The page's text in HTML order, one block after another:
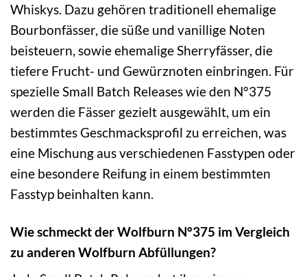
Whiskys. Dazu gehören traditionell ehemalige
Bourbonfässer, die süße und vanillige Noten
beisteuern, sowie ehemalige Sherryfässer, die
tiefere Frucht- und Gewürznoten einbringen. Für
spezielle Small Batch Releases wie den N°375
werden die Fässer gezielt ausgewählt, um ein
bestimmtes Geschmacksprofil zu erreichen, was
eine Mischung aus verschiedenen Fasstypen oder
eine besondere Reifung in einem bestimmten
Fasstyp beinhalten kann.
Wie schmeckt der Wolfburn N°375 im Vergleich
zu anderen Wolfburn Abfüllungen?